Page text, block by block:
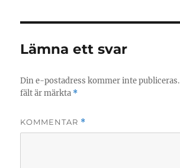
Lämna ett svar
Din e-postadress kommer inte publiceras.
fält är märkta *
KOMMENTAR *